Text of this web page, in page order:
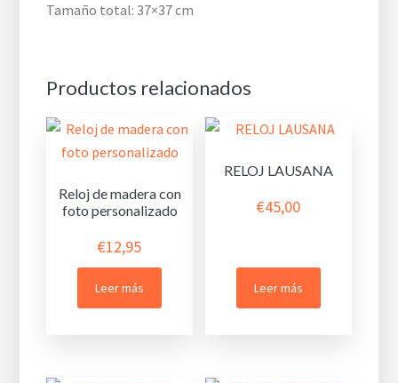
Tamaño total: 37×37 cm
Productos relacionados
Reloj de madera con
foto personalizado
€12,95
Leer más
RELOJ LAUSANA
€45,00
Leer más